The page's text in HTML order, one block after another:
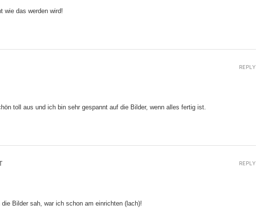
wie das werden wird!
toll aus und ich bin sehr gespannt auf die Bilder, wenn alles fertig ist.
REPLY
Bilder sah, war ich schon am einrichten (lach)!
REPLY